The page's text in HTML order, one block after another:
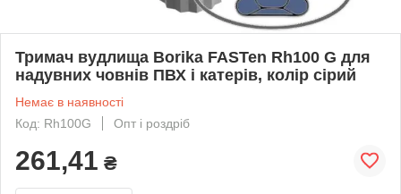
Тримач вудлища Borika FASTen Rh100 G для
надувних човнів ПВХ і катерів, колір сірий
Немає в наявності
Код: Rh100G
Опт і роздріб
261,41 ₴